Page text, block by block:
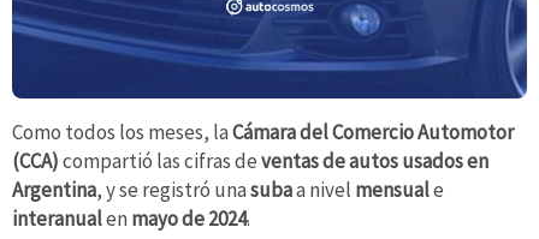
Como todos los meses, laCámara del Comercio Automotor
(CCA)compartió las cifras deventas de autos usados en
Argentina, y se registró unasubaa nivel mensuale
interanualen mayo de 2024.